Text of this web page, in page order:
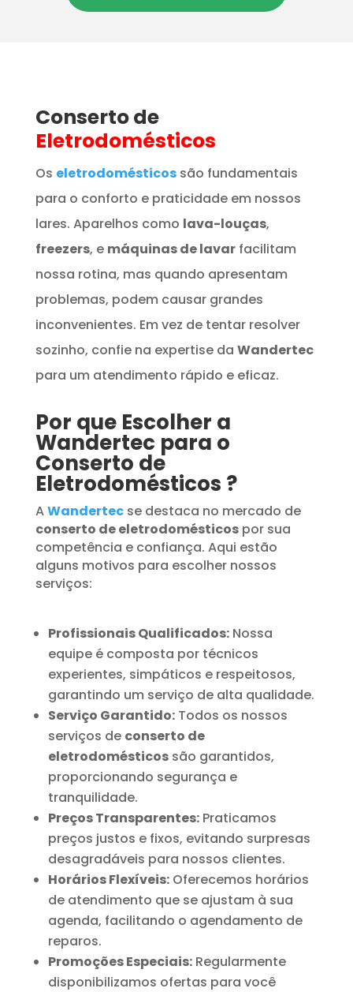
Conserto de
Eletrodomésticos
Os eletrodomésticos são fundamentais
para o conforto e praticidade em nossos
lares. Aparelhos como lava-louças,
freezers, e máquinas de lavarfacilitam
nossa rotina, mas quando apresentam
problemas, podem causar grandes
inconvenientes. Em vez de tentar resolver
sozinho, confie na expertise da Wandertec
para um atendimento rápido e eficaz.
Por que Escolher a
Wandertec para o
Conserto de
Eletrodomésticos ?
AWandertecse destaca no mercado de
conserto de eletrodomésticospor sua
competência e confiança. Aqui estão
alguns motivos para escolher nossos
serviços:
Profissionais Qualificados:Nossa
equipe é composta por técnicos
experientes, simpáticos e respeitosos,
garantindo um serviço de alta qualidade.
Serviço Garantido:Todos os nossos
serviços de conserto de
eletrodomésticossão garantidos,
proporcionando segurança e
tranquilidade.
Preços Transparentes:Praticamos
preços justos e fixos, evitando surpresas
desagradáveis para nossos clientes.
Horários Flexíveis:Oferecemos horários
de atendimento que se ajustam à sua
agenda, facilitando o agendamento de
reparos.
Promoções Especiais:Regularmente
disponibilizamos ofertas para você